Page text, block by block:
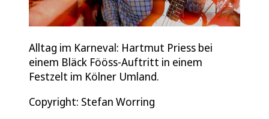
Alltag im Karneval: Hartmut Priess bei
einem Bläck Fööss-Auftritt in einem
Festzelt im Kölner Umland.
Copyright: Stefan Worring